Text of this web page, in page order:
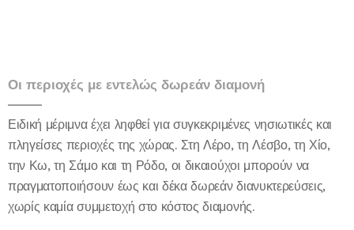
Οι περιοχές με εντελώς δωρεάν διαμονή
Ειδική μέριμνα έχει ληφθεί για συγκεκριμένες νησιωτικές και
πληγείσες περιοχές της χώρας. Στη Λέρο, τη Λέσβο, τη Χίο,
την Κω, τη Σάμο και τη Ρόδο, οι δικαιούχοι μπορούν να
πραγματοποιήσουν έως και δέκα δωρεάν διανυκτερεύσεις,
χωρίς καμία συμμετοχή στο κόστος διαμονής.